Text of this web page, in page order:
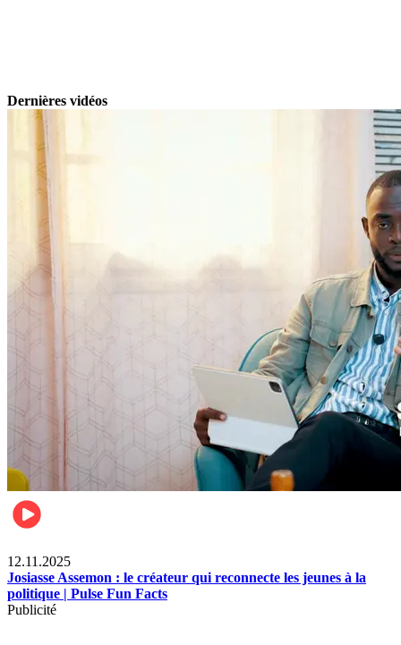
Dernières vidéos
12.11.2025
Josiasse Assemon : le créateur qui reconnecte les jeunes à la
politique | Pulse Fun Facts
Publicité